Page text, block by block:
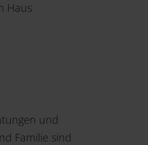
Haus
und
Familie sind